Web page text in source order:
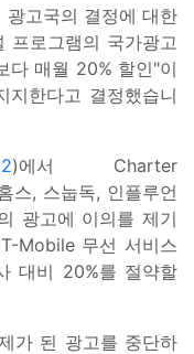
고국의 결정에 대한
프로그램의 국가광고
다 매월 20% 할인"이
한다고 결정했습니
)에서 Charter
스, 스눕독, 인플루언
광고에 이의를 제기
Mobile 무선 서비스
대비 20%를 절약할
가 된 광고를 중단하